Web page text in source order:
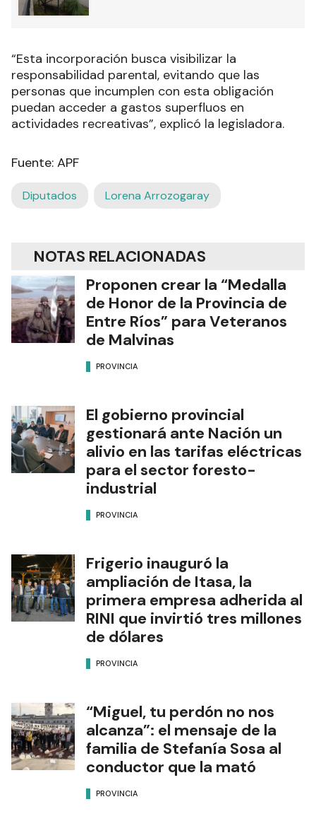
“Esta incorporación busca visibilizar la
responsabilidad parental, evitando que las
personas que incumplen con esta obligación
puedan acceder a gastos superfluos en
actividades recreativas”, explicó la legisladora.
Fuente: APF
Diputados Lorena Arrozogaray
NOTAS RELACIONADAS
Proponen crear la “Medalla
de Honor de la Provincia de
Entre Ríos” para Veteranos
de Malvinas
PROVINCIA
El gobierno provincial
gestionará ante Nación un
alivio en las tarifas eléctricas
para el sector foresto-
industrial
PROVINCIA
Frigerio inauguró la
ampliación de Itasa, la
primera empresa adherida al
RINI que invirtió tres millones
de dólares
PROVINCIA
“Miguel, tu perdón no nos
alcanza”: el mensaje de la
familia de Stefanía Sosa al
conductor que la mató
PROVINCIA